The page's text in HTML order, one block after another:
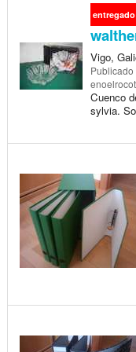
entregado
Vigo,
Publicado
Cuenco
sylvia.